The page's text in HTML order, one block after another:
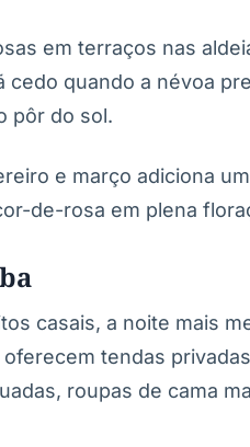
em terraços nas
cedo quando a névoa
pôr do sol.
e março adiciona
de-rosa em plena
casais, a noite mais
tendas
roupas de cama